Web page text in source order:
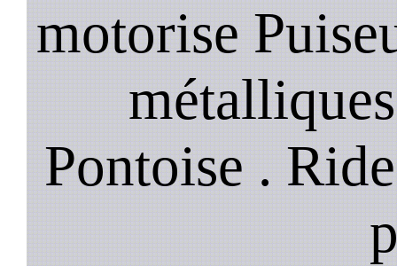
motorise
Pontoise .